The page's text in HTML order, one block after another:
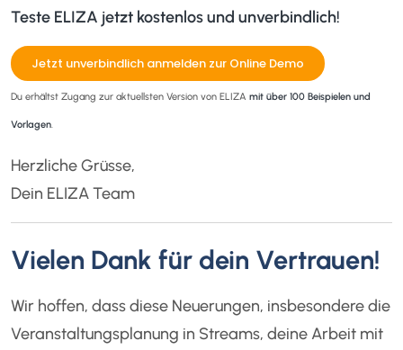
Teste ELIZA jetzt kostenlos und unverbindlich!
Jetzt unverbindlich anmelden zur Online Demo
Du erhältst Zugang zur aktuellsten Version von ELIZAmit über 100 Beispielen und
Vorlagen.
Herzliche Grüsse,
Dein ELIZA Team
Vielen Dank für dein Vertrauen!
Wir hoffen, dass diese Neuerungen, insbesondere die
Veranstaltungsplanung in Streams, deine Arbeit mit